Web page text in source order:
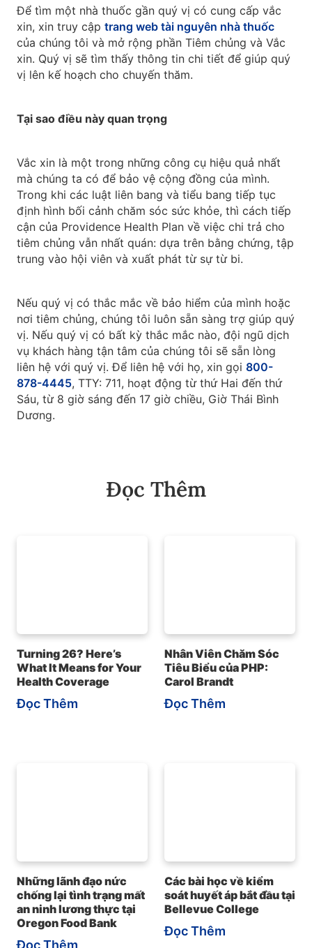
Để tìm một nhà thuốc gần quý vị có cung cấp vắc
xin, xin truy cập trang web tài nguyên nhà thuốc
của chúng tôi và mở rộng phần Tiêm chủng và Vắc
xin. Quý vị sẽ tìm thấy thông tin chi tiết để giúp quý
vị lên kế hoạch cho chuyến thăm.
Tại sao điều này quan trọng
Vắc xin là một trong những công cụ hiệu quả nhất
mà chúng ta có để bảo vệ cộng đồng của mình.
Trong khi các luật liên bang và tiểu bang tiếp tục
định hình bối cảnh chăm sóc sức khỏe, thì cách tiếp
cận của Providence Health Plan về việc chi trả cho
tiêm chủng vẫn nhất quán: dựa trên bằng chứng, tập
trung vào hội viên và xuất phát từ sự từ bi.
Nếu quý vị có thắc mắc về bảo hiểm của mình hoặc
nơi tiêm chủng, chúng tôi luôn sẵn sàng trợ giúp quý
vị. Nếu quý vị có bất kỳ thắc mắc nào, đội ngũ dịch
vụ khách hàng tận tâm của chúng tôi sẽ sẵn lòng
liên hệ với quý vị. Để liên hệ với họ, xin gọi 800-
878-4445, TTY: 711, hoạt động từ thứ Hai đến thứ
Sáu, từ 8 giờ sáng đến 17 giờ chiều, Giờ Thái Bình
Dương.
Đọc Thêm
Turning 26? Here’s
What It Means for Your
Health Coverage
Đọc Thêm
Nhân Viên Chăm Sóc
Tiêu Biểu của PHP:
Carol Brandt
Đọc Thêm
Những lãnh đạo nức
chống lại tình trạng mất
an ninh lương thực tại
Oregon Food Bank
Đọc Thêm
Các bài học về kiểm
soát huyết áp bắt đầu tại
Bellevue College
Đọc Thêm